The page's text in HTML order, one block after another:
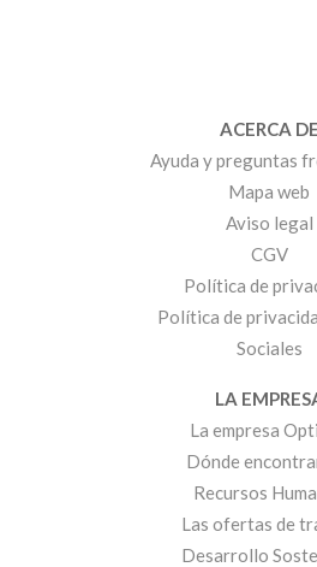
ACERCA DE
Ayuda y preguntas
Mapa web
Aviso legal
CGV
Política de
Política de
Sociales
LA
La empresa
Dónde
Recursos
Las ofertas de
Desarrollo